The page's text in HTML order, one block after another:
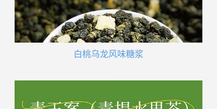
白桃乌龙风味糖浆